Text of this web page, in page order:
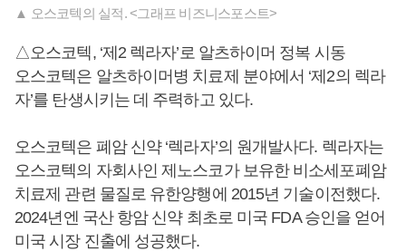
▲ 오스코텍의 실적. <그래프 비즈니스포스트>
△오스코텍, ‘제2 렉라자’로 알츠하이머 정복 시동
오스코텍은 알츠하이머병 치료제 분야에서 ‘제2의 렉라
자’를 탄생시키는 데 주력하고 있다.
오스코텍은 폐암 신약 ‘렉라자’의 원개발사다. 렉라자는
오스코텍의 자회사인 제노스코가 보유한 비소세포폐암
치료제 관련 물질로 유한양행에 2015년 기술이전했다.
2024년엔 국산 항암 신약 최초로 미국 FDA 승인을 얻어
미국 시장 진출에 성공했다.